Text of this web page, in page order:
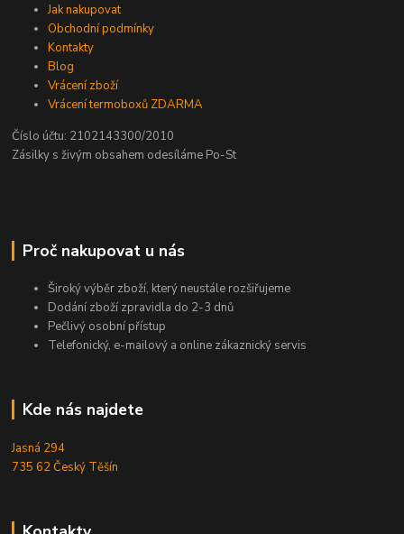
Jak nakupovat
Obchodní podmínky
Kontakty
Blog
Vrácení zboží
Vrácení termoboxů ZDARMA
Číslo účtu: 2102143300/2010
Zásilky s živým obsahem odesíláme Po-St
Proč nakupovat u nás
Široký výběr zboží, který neustále rozšiřujeme
Dodání zboží zpravidla do 2-3 dnů
Pečlivý osobní přístup
Telefonický, e-mailový a online zákaznický servis
Kde nás najdete
Jasná 294
735 62 Český Těšín